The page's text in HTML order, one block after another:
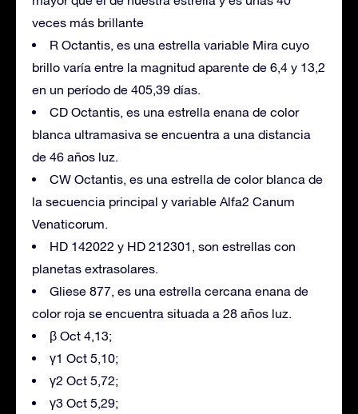
veces más brillante
R Octantis, es una estrella variable Mira cuyo
brillo varía entre la magnitud aparente de 6,4 y 13,2
en un período de 405,39 días.
CD Octantis, es una estrella enana de color
blanca ultramasiva se encuentra a una distancia
de 46 años luz.
CW Octantis, es una estrella de color blanca de
la secuencia principal y variable Alfa2 Canum
Venaticorum.
HD 142022 y HD 212301, son estrellas con
planetas extrasolares.
Gliese 877, es una estrella cercana enana de
color roja se encuentra situada a 28 años luz.
β Oct 4,13;
γ1 Oct 5,10;
γ2 Oct 5,72;
γ3 Oct 5,29;